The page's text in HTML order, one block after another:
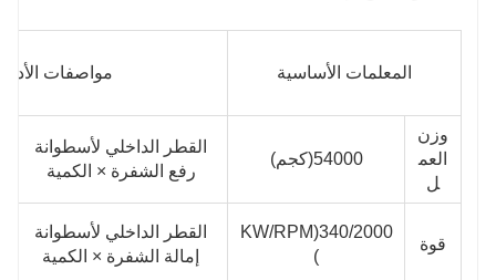
المعلمات الأساسية مواصفات الأداء
وزن
العم
ل
54000(كجم)
القطر الداخلي لأسطوانة
رفع الشفرة × الكمية
قوة
340/2000
(KW/RPM
)
القطر الداخلي لأسطوانة
إمالة الشفرة × الكمية